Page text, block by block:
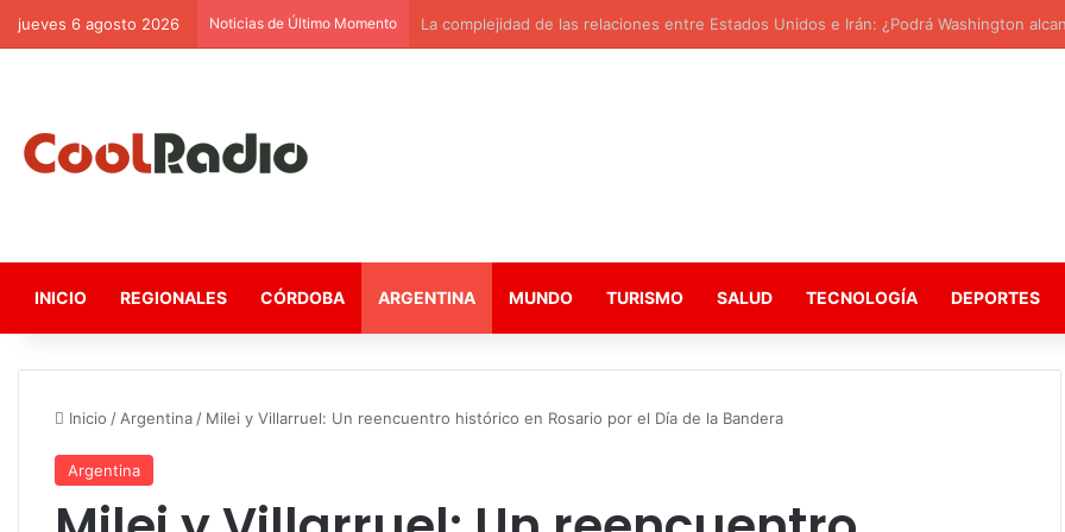
jueves 6 agosto 2026 Noticias de Último Momento La complejidad de las relaciones entre Estados Unidos e Irán: ¿Podrá Washington
INICIO REGIONALES CÓRDOBA ARGENTINA MUNDO TURISMO SALUD TECNOLOGÍA DEPORTES
Inicio / Argentina / Milei y Villarruel: Un reencuentro histórico en Rosario por el Día de la Bandera
Argentina